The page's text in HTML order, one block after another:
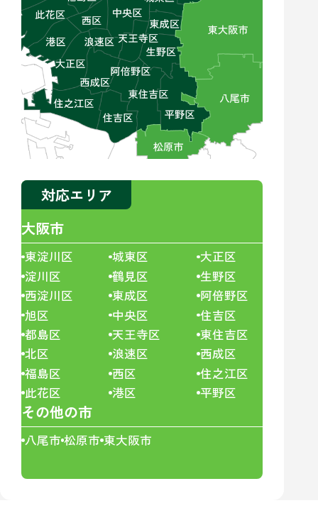
対応エリア
大阪市
東淀川区 城東区
大正区
淀川区
鶴見区
生野区
西淀川区
東成区
阿倍野区
旭区
中央区
住吉区
都島区
天王寺区
東住吉区
北区
浪速区
西成区
福島区
西区
住之江区
此花区
港区 平野区
その他の市
八尾市 松原市東大阪市